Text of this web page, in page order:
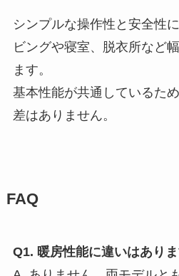
シンプルな操作性と安全性
ビングや寝室、脱衣所など
ます。
基本性能が共通しているた
差はありません。
FAQ
Q1. 暖房性能に違いはあり